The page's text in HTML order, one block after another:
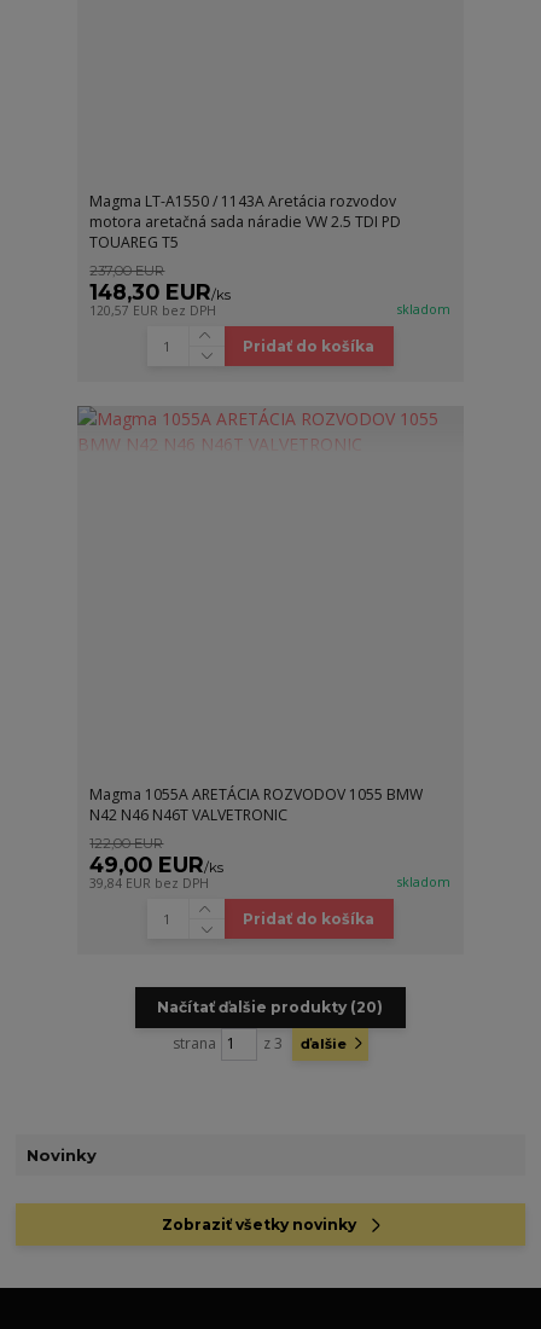
Magma LT-A1550 / 1143A Aretácia rozvodov
motora aretačná sada náradie VW 2.5 TDI PD
TOUAREG T5
237,00 EUR
148,30 EUR/ks
120,57 EUR bez DPH skladom
Pridať do košíka
Magma 1055A ARETÁCIA ROZVODOV 1055 BMW
N42 N46 N46T VALVETRONIC
122,00 EUR
49,00 EUR/ks
39,84 EUR bez DPH skladom
Pridať do košíka
Načítať ďalšie produkty (20)
strana z 3 ďalšie
Novinky
Zobraziť všetky novinky